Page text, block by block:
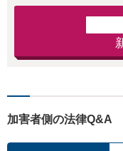
加害者側の法律Q&A